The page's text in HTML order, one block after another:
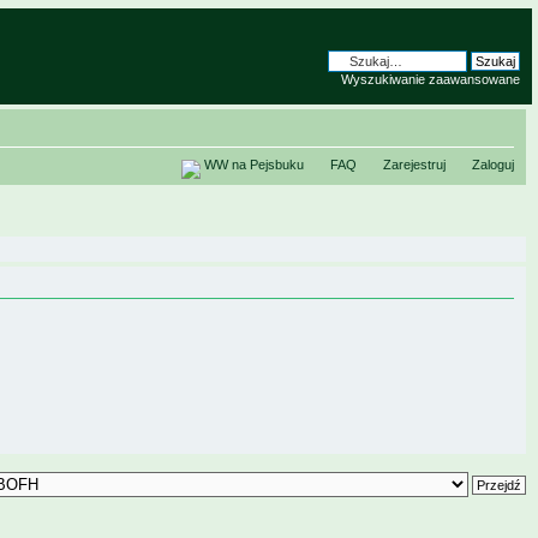
Wyszukiwanie zaawansowane
WW na Pejsbuku FAQ Zarejestruj Zaloguj